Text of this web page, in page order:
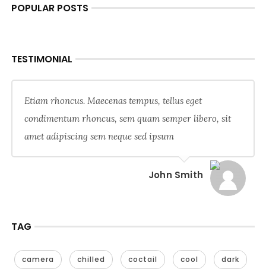
POPULAR POSTS
TESTIMONIAL
Etiam rhoncus. Maecenas tempus, tellus eget
condimentum rhoncus, sem quam semper libero, sit
amet adipiscing sem neque sed ipsum
John Smith
TAG
camera chilled coctail cool dark